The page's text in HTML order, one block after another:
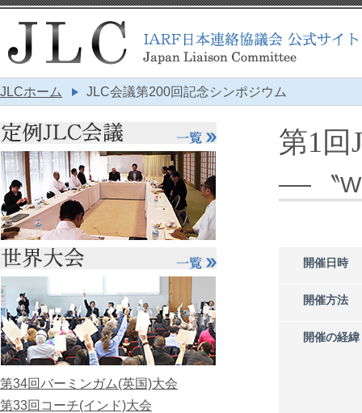
JLCホーム JLC会議第200回記念シンポジウム
第34回バーミンガム(英国)大会
第33回コーチ(インド)大会
第1回
── 〝
開催日時
開催方法
開催の経緯